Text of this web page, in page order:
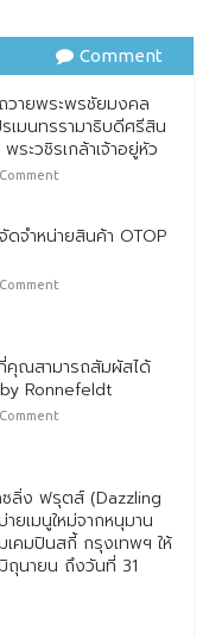
เมนทรรามาธิบดีศรีสิน
ระวชิรเกล้าเจ้าอยู่หัว
Comment
ายพระพรชัยมงคล
เมนทรรามาธิบดีศรีสิน
ะวชิรเกล้าเจ้าอยู่หัว
จำหน่ายสินค้า OTOP
คุณสามารถสัมผัสได้
Ronnefeldt
ลิ่ง ฟรุตส์ (Dazzling
ยเมนูใหม่จากหนุมาน
คมปินสกี้ กรุงเทพฯ ให้
ถุนายน ถึงวันที่ 31